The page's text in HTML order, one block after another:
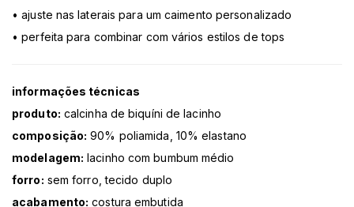
• ajuste nas laterais para um caimento personalizado
• perfeita para combinar com vários estilos de tops
informações técnicas
produto: calcinha de biquíni de lacinho
composição: 90% poliamida, 10% elastano
modelagem: lacinho com bumbum médio
forro: sem forro, tecido duplo
acabamento: costura embutida